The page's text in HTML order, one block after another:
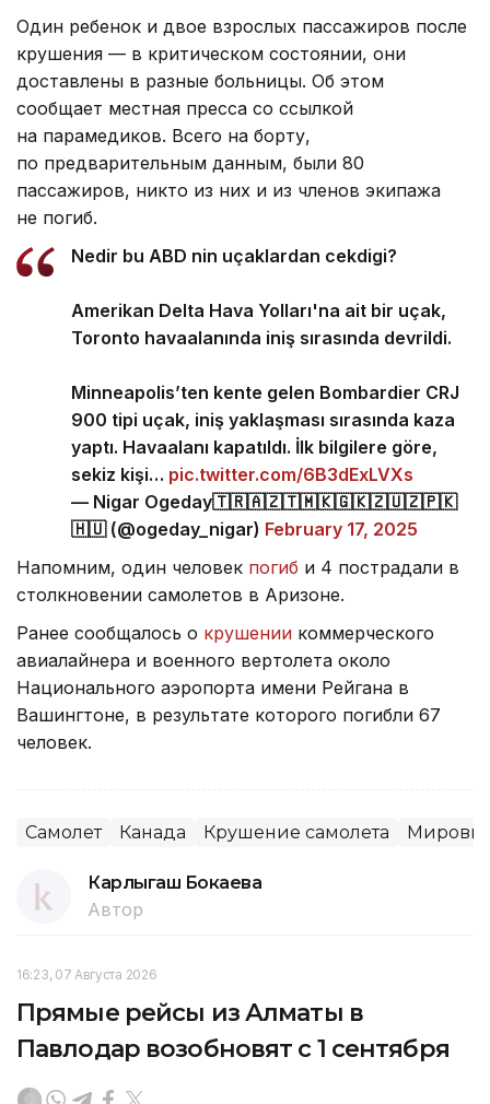
Один ребенок и двое взрослых пассажиров после
крушения — в критическом состоянии, они
доставлены в разные больницы. Об этом
сообщает местная пресса со ссылкой
на парамедиков. Всего на борту,
по предварительным данным, были 80
пассажиров, никто из них и из членов экипажа
не погиб.
Nedir bu ABD nin uçaklardan cekdigi?
Amerikan Delta Hava Yolları'na ait bir uçak,
Toronto havaalanında iniş sırasında devrildi.
Minneapolis’ten kente gelen Bombardier CRJ
900 tipi uçak, iniş yaklaşması sırasında kaza
yaptı. Havaalanı kapatıldı. İlk bilgilere göre,
sekiz kişi… pic.twitter.com/6B3dExLVXs
— Nigar Ogeday🇹🇷🇦🇿🇹🇲🇰🇬🇰🇿🇺🇿🇵🇰
🇭🇺 (@ogeday_nigar) February 17, 2025
Напомним, один человек погиб и 4 пострадали в
столкновении самолетов в Аризоне.
Ранее сообщалось о крушении коммерческого
авиалайнера и военного вертолета около
Национального аэропорта имени Рейгана в
Вашингтоне, в результате которого погибли 67
человек.
Самолет Канада Крушение самолета
Карлыгаш Бокаева
Автор
16:23, 07 Августа 2026
Прямые рейсы из Алматы в
Павлодар возобновят с 1 сентября